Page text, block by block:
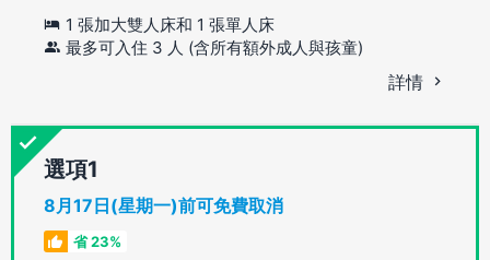
1 張加大雙人床和 1 張單人床
最多可入住 3 人 (含所有額外成人與孩童)
詳情
選項
8月17日(星期一)前可免費取消
省 23%